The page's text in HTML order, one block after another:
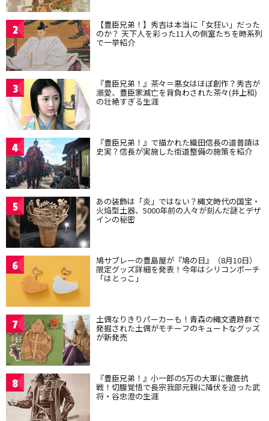
2 【豊臣兄弟！】秀吉は本当に「女狂い」だった
のか？ 天下人を彩った11人の側室たちを時系列
で一挙紹介
3 『豊臣兄弟！』茶々＝悪女はほぼ創作？秀吉が
溺愛、豊臣家滅亡を背負わされた茶々(井上和)
の壮絶すぎる生涯
4 『豊臣兄弟！』で描かれた織田信長の道普請は
史実？信長が実施した街道整備の施策を紹介
5 あの装飾は「炎」ではない？縄文時代の国宝・
火焔型土器、5000年前の人々が刻んだ謎とデザ
インの秘密
6 鳩サブレーの豊島屋が『鳩の日』（8月10日）
限定グッズ詳細を発表！今年はシリコンポーチ
「はとっこ」
7 土偶なりきりパーカーも！青森の縄文遺跡群で
発掘された土偶がモチーフのキュートなグッズ
が新発売
8 『豊臣兄弟！』小一郎の5万の大軍に徹底抗
戦！切腹覚悟で長宗我部元親に降伏を迫った武
将・谷忠澄の生涯